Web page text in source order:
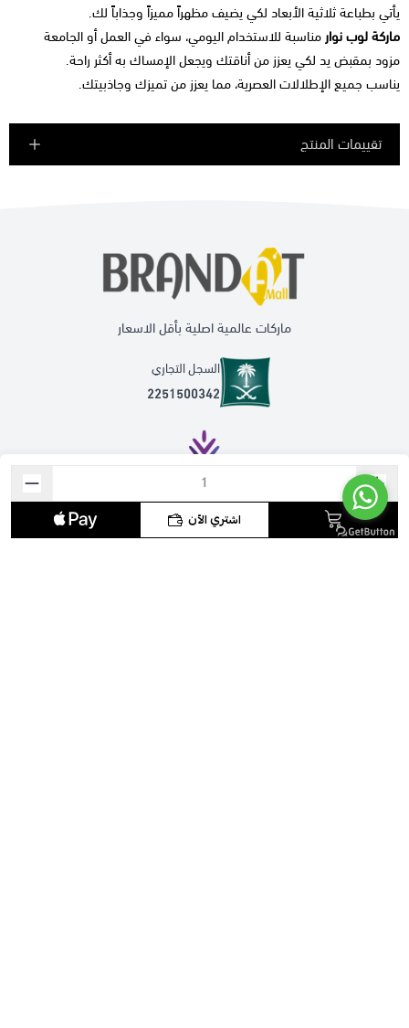
اشتري الآن
يأتي بطباعة ثلاثية الأبعاد لكي يضيف مظهراً مميزاً وجذاباً لك.
ماركة لوب نوار مناسبة للاستخدام اليومي، سواء في العمل أو الجامعة
مزود بمقبض يد لكي يعزز من أناقتك ويجعل الإمساك به أكثر راحة.
يناسب جميع الإطلالات العصرية، مما يعزز من تميزك وجاذبيتك.
تقييمات المنتج
روابط مهمة
ماركات عالمية اصلية بأقل الاسعار
السجل التجاري
2251500342
موثق لدى منصة الأعمال